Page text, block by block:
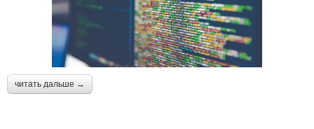
читать дальше →